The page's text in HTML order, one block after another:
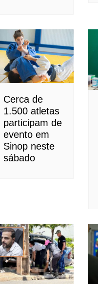
Cerca de
1.500 atletas
participam de
evento em
Sinop neste
sábado